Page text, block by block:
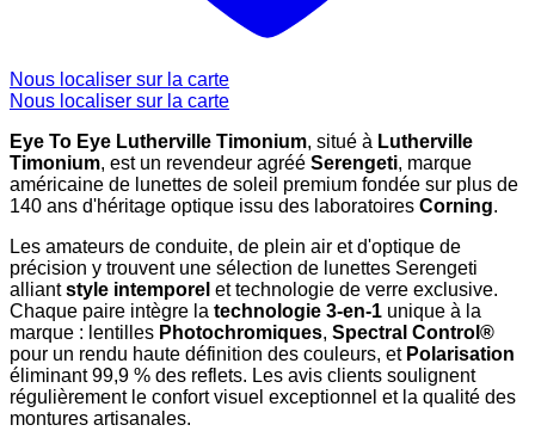
Nous localiser sur la carte
Nous localiser sur la carte
Eye To Eye Lutherville Timonium, situé à Lutherville
Timonium, est un revendeur agréé Serengeti, marque
américaine de lunettes de soleil premium fondée sur plus de
140 ans d'héritage optique issu des laboratoires Corning.
Les amateurs de conduite, de plein air et d'optique de
précision y trouvent une sélection de lunettes Serengeti
alliantstyle intemporel et technologie de verre exclusive.
Chaque paire intègre la technologie 3-en-1 unique à la
marque : lentilles Photochromiques, Spectral Control®
pour un rendu haute définition des couleurs, et Polarisation
éliminant 99,9 % des reflets. Les avis clients soulignent
régulièrement le confort visuel exceptionnel et la qualité des
montures artisanales.